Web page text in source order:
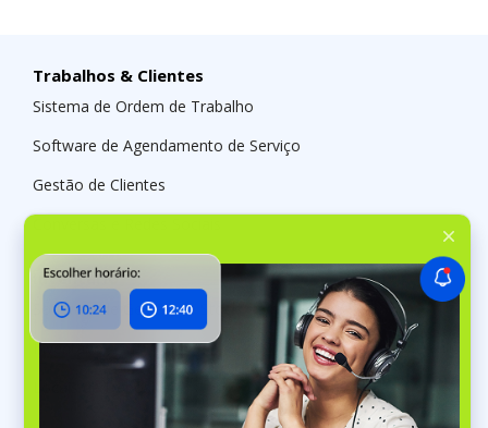
Trabalhos & Clientes
Sistema de Ordem de Trabalho
Software de Agendamento de Serviço
Gestão de Clientes
Inventário
Software de Gestão de Stock
Inventário